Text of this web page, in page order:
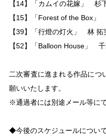
【14】「カムイの花嫁」 杉
【15】「Forest of the Box
【39】「行燈の灯火」 林
【52】「Balloon House」
二次審査に進まれる作品につ
願いいたします。
※通過者には別途メール等に
◆今後のスケジュールについ